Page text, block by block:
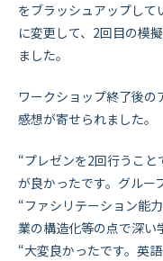
をブラッシュアップし
に変更して、2回目の模
ました。
ワークショップ終了後
感想が寄せられました。
“プレゼンを2回行うこ
が良かったです。グルー
“ファシリテーション能
業の構造化等の点で深い
“大変良かったです。英